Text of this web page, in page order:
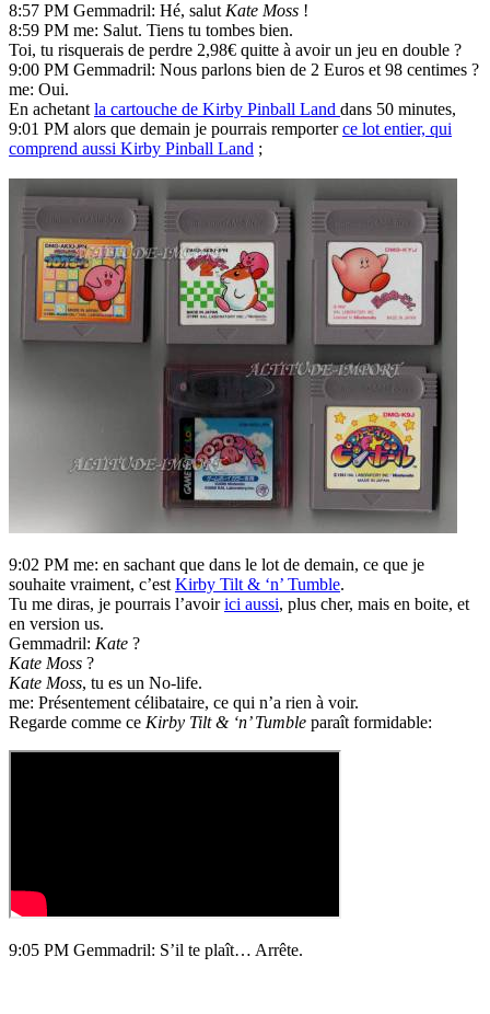
8:57 PM Gemmadril: Hé, salut Kate Moss !
8:59 PM me: Salut. Tiens tu tombes bien.
Toi, tu risquerais de perdre 2,98€ quitte à avoir un jeu en double ?
9:00 PM Gemmadril: Nous parlons bien de 2 Euros et 98 centimes ?
me: Oui.
En achetant la cartouche de Kirby Pinball Land dans 50 minutes,
9:01 PM alors que demain je pourrais remporterce lot entier, qui
comprend aussi Kirby Pinball Land ;
9:02 PM me: en sachant que dans le lot de demain, ce que je
souhaite vraiment, c’est Kirby Tilt & ‘n’ Tumble.
Tu me diras, je pourrais l’avoirici aussi, plus cher, mais en boite, et
en version us.
Gemmadril: Kate ?
Kate Moss ?
Kate Moss, tu es un No-life.
me: Présentement célibataire, ce qui n’a rien à voir.
Regarde comme ce Kirby Tilt & ‘n’ Tumble paraît formidable:
9:05 PM Gemmadril: S’il te plaît… Arrête.